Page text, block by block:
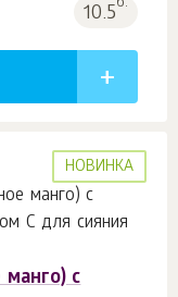
10.5б.
НОВИНКА
с